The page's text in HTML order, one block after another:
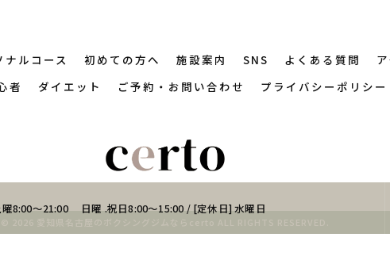
8:00～21:00 日曜 .祝日8:00～15:00 / [定休日] 水曜日
ナルコース 初めての方へ 施設案内 SNS よくある質問
者 ダイエット ご予約・お問い合わせ プライバシーポリシー